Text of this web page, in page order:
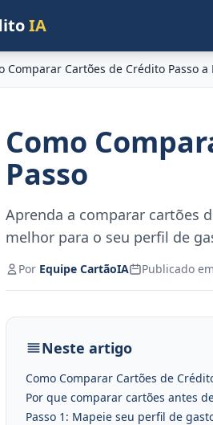
IA
Comparar Cartões de Crédito Passo a
Como
Passo
Aprenda a comparar cartões
melhor para o seu perfil de
Por Equipe CartãoIA Publicado
Neste artigo
Como Comparar Cartões de
Por que comparar cartões antes
Passo 1: Mapeie seu perfil de